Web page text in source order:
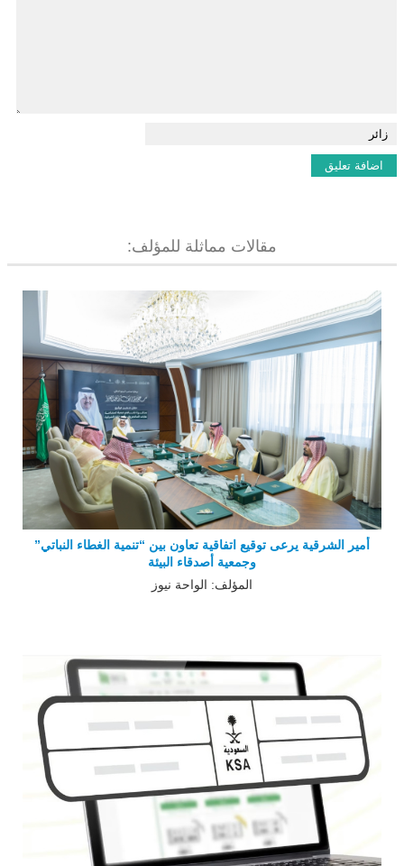
مقالات مماثلة للمؤلف:
أمير الشرقية يرعى توقيع اتفاقية تعاون بين “تنمية الغطاء النباتي”
وجمعية أصدقاء البيئة
المؤلف: الواحة نيوز